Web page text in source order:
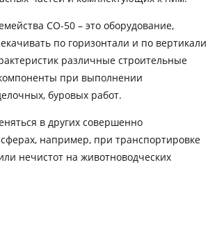
СО-50 – это оборудование,
по горизонтали и по вертикали
различные строительные
при выполнении
буровых работ.
в других совершенно
например, при транспортировке
нечистот на животноводческих